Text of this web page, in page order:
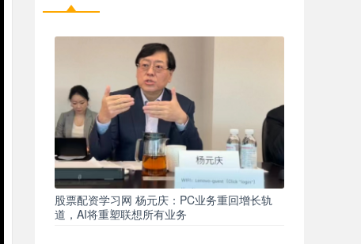
股票配资学习网 杨元庆：PC业务重回增长轨
道，AI将重塑联想所有业务